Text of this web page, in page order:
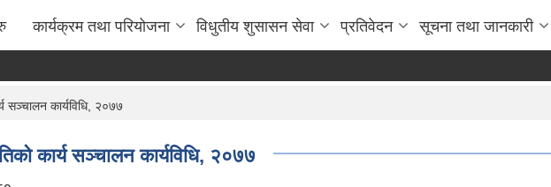
कार्यक्रम तथा परियोजना विधुतीय शुसासन सेवा प्रतिवेदन सूचना तथा जानकारी
सञ्चालन कार्यविधि, २०७७
कार्य सञ्चालन कार्यविधि, २०७७